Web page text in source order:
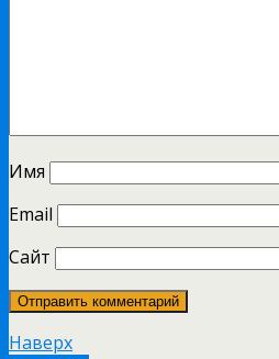
Имя
Email
Сайт
Наверх